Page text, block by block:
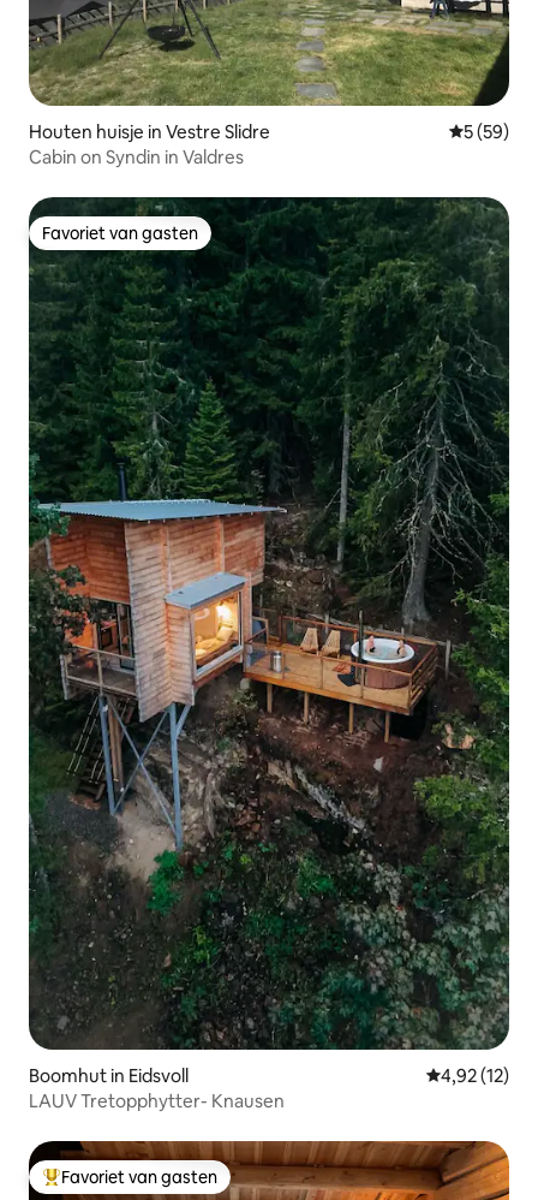
Houten huisje in Vestre Slidre
5 (59)
Cabin on Syndin in Valdres
Favoriet van gasten
Favoriet van gasten
Boomhut in Eidsvoll Gemiddelde
4,92 (12)
LAUV Tretopphytter- Knausen
Topfavoriet van gasten
Favoriet van gasten